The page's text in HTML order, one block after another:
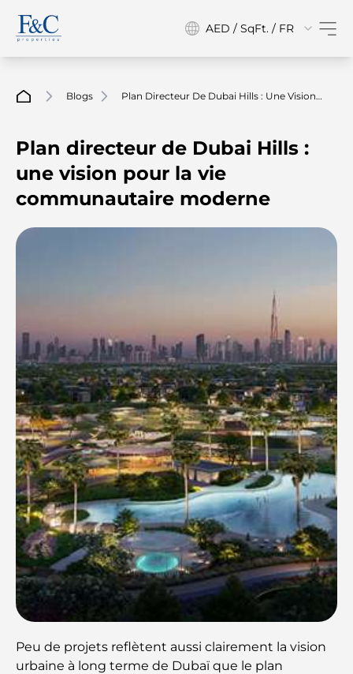
AED / SqFt. / FR
Blogs
Plan Directeur De Dubai Hills : Une Vision
Plan directeur de Dubai Hills :
une vision pour la vie
communautaire moderne
Peu de projets reflètent aussi clairement la vision
urbaine à long terme de Dubaï que le plan